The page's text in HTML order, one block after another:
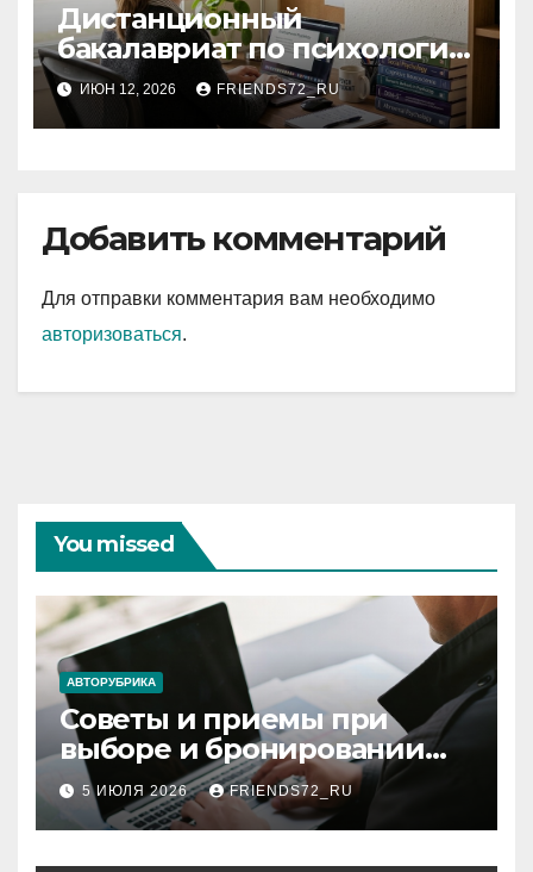
Дистанционный
бакалавриат по психологии
с присуждением
государственного диплома:
условия и требования
ИЮН 12, 2026 FRIENDS72_RU
Добавить комментарий
Для отправки комментария вам необходимо
авторизоваться.
You missed
АВТОРУБРИКА
Советы и приемы при
выборе и бронировании
авиабилетов
5 ИЮЛЯ 2026 FRIENDS72_RU